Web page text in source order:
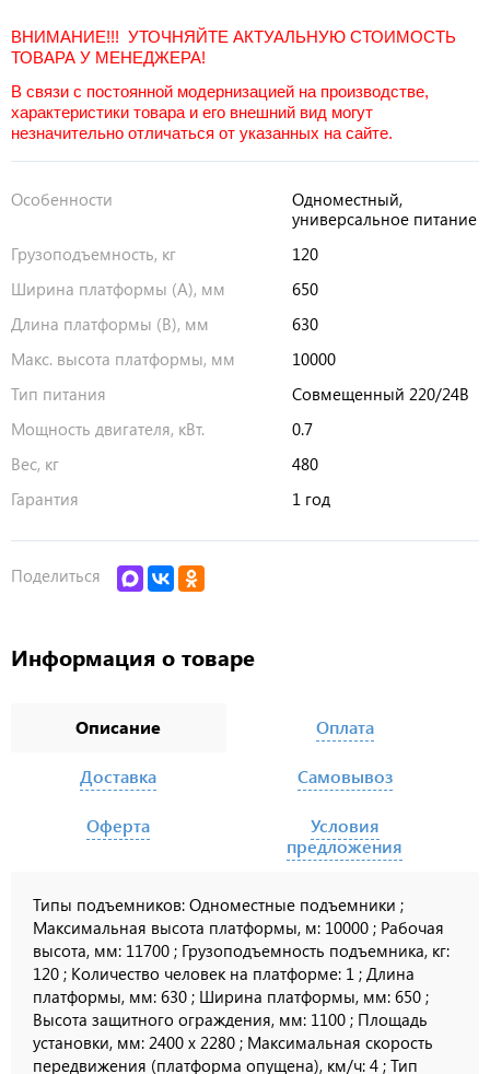
ВНИМАНИЕ!!! УТОЧНЯЙТЕ АКТУАЛЬНУЮ СТОИМОСТЬ
ТОВАРА У МЕНЕДЖЕРА!
В связи с постоянной модернизацией на производстве,
характеристики товара и его внешний вид могут
незначительно отличаться от указанных на сайте.
Особенности
Одноместный,
универсальное питание
Грузоподъемность, кг
120
Ширина платформы (А), мм
650
Длина платформы (В), мм
630
Макс. высота платформы, мм
10000
Тип питания
Совмещенный 220/24В
Мощность двигателя, кВт.
0.7
Вес, кг
480
Гарантия
1 год
Поделиться
Информация о товаре
Описание
Типы подъемников: Одноместные подъемники ;
Максимальная высота платформы, м: 10000 ; Рабочая
высота, мм: 11700 ; Грузоподъемность подъемника, кг:
120 ; Количество человек на платформе: 1 ; Длина
платформы, мм: 630 ; Ширина платформы, мм: 650 ;
Высота защитного ограждения, мм: 1100 ; Площадь
установки, мм: 2400 х 2280 ; Максимальная скорость
передвижения (платформа опущена), км/ч: 4 ; Тип
Оплата
Доставка Самовывоз
Оферта
Условия
предложения